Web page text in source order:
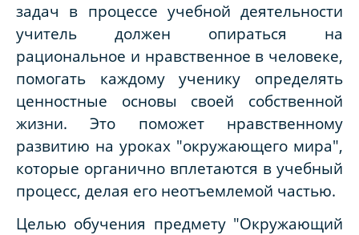
задач в процессе учебной деятельности
учитель должен опираться на
рациональное и нравственное в человеке,
помогать каждому ученику определять
ценностные основы своей собственной
жизни. Это поможет нравственному
развитию на уроках "окружающего мира",
которые органично вплетаются в учебный
процесс, делая его неотъемлемой частью.
Целью обучения предмету "Окружающий